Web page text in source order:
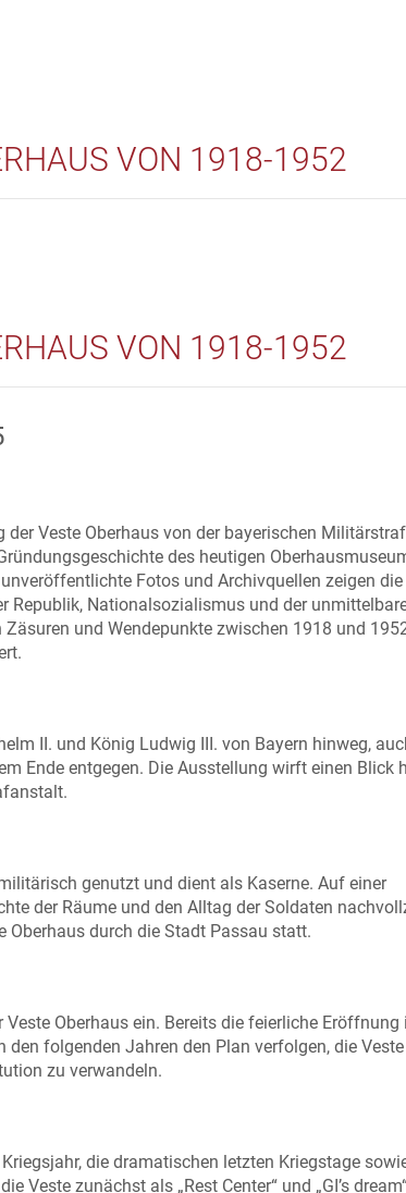
VON 1918-1952
VON 1918-1952
Veste Oberhaus von der bayerischen
des heutigen
Fotos und Archivquellen zeigen die
Republik, Nationalsozialismus und der
und Wendepunkte zwischen 1918 und
II. und König Ludwig III. von Bayern hinweg,
Ende entgegen. Die Ausstellung wirft einen Blick
genutzt und dient als Kaserne. Auf einer
der Räume und den Alltag der Soldaten
Oberhaus durch die Stadt Passau statt.
Oberhaus ein. Bereits die feierliche Eröffnung
folgenden Jahren den Plan verfolgen, die
zu verwandeln.
die dramatischen letzten Kriegstage
zunächst als „Rest Center“ und „GI’s